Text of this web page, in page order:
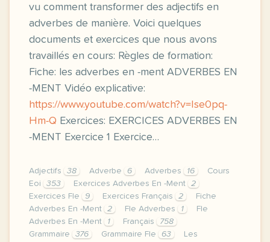
vu comment transformer des adjectifs en
adverbes de manière. Voici quelques
documents et exercices que nous avons
travaillés en cours: Règles de formation:
Fiche: les adverbes en -ment ADVERBES EN
-MENT Vidéo explicative:
https://www.youtube.com/watch?v=Ise0pq-
Hm-Q Exercices: EXERCICES ADVERBES EN
-MENT Exercice 1 Exercice…
Adjectifs 38 Adverbe 6 Adverbes 16
Cours
Eoi
353 Exercices Adverbes En -Ment
2
Exercices Fle
9 Exercices Français 2
Fiche
Adverbes En -Ment
2 Fle Adverbes 1
Fle
Adverbes En -Ment
1 Français
758
Grammaire
376 Grammaire Fle 63
Les